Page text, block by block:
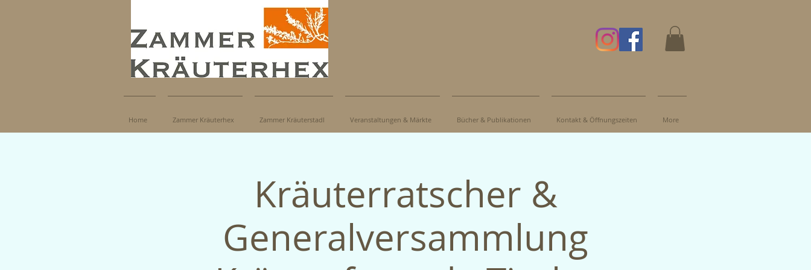
Home Zammer Kräuterhex Zammer Kräuterstadl Veranstaltungen & Märkte Bücher & Publikationen Kontakt & Öffnungszeiten More
Kräuterratscher &
Generalversammlung